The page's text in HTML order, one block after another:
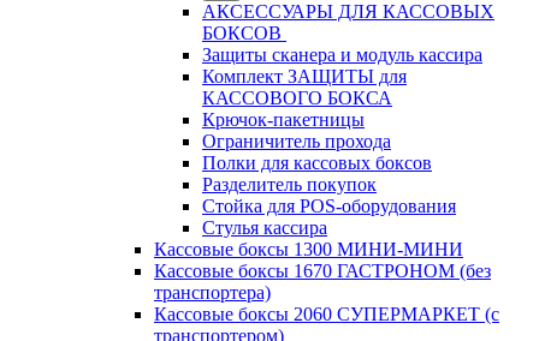
АКСЕССУАРЫ ДЛЯ КАССОВЫХ
БОКСОВ
Защиты сканера и модуль кассира
Комплект ЗАЩИТЫ для
КАССОВОГО БОКСА
Крючок-пакетницы
Ограничитель прохода
Полки для кассовых боксов
Разделитель покупок
Стойка для POS-оборудования
Стулья кассира
Кассовые боксы 1300 МИНИ-МИНИ
Кассовые боксы 1670 ГАСТРОНОМ (без
транспортера)
Кассовые боксы 2060 СУПЕРМАРКЕТ (с
транспортером)